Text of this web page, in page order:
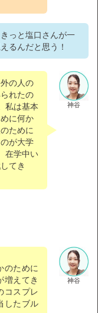
っと塩口さんが一
るんだと思う！
神谷
の人の
れたの
私は基本
に何か
ために
が大学
在学中い
てき
神谷
のために
増えてき
コスプレ
したブル